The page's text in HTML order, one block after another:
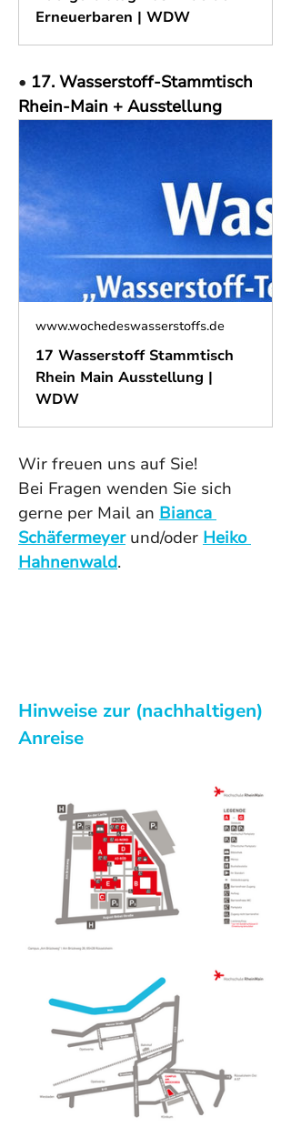
Erneuerbaren | WDW
• 17. Wasserstoff-Stammtisch
Rhein-Main + Ausstellung
www.wochedeswasserstoffs.de
17 Wasserstoff Stammtisch
Rhein Main Ausstellung |
WDW
Wir freuen uns auf Sie!
Bei Fragen wenden Sie sich
gerne per Mail an Bianca
Schäfermeyer und/oder Heiko
Hahnenwald.
Hinweise zur (nachhaltigen)
Anreise